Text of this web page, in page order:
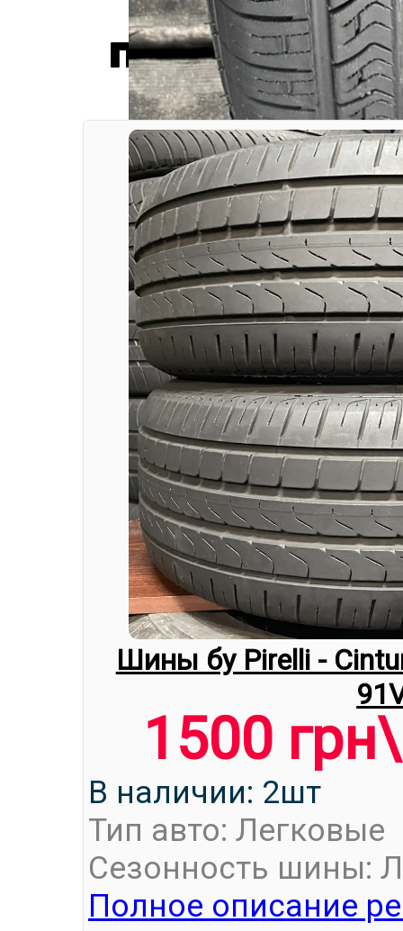
Шины бу Kenda -
195/65
1000
В наличии: 1шт
Тип авто: Легковые
Сезонность шины:
Полное описание
Популярные
205/
Шины бу Pirelli -
1500
В наличии: 2шт
Тип авто: Легковые
Сезонность шины:
Полное описание